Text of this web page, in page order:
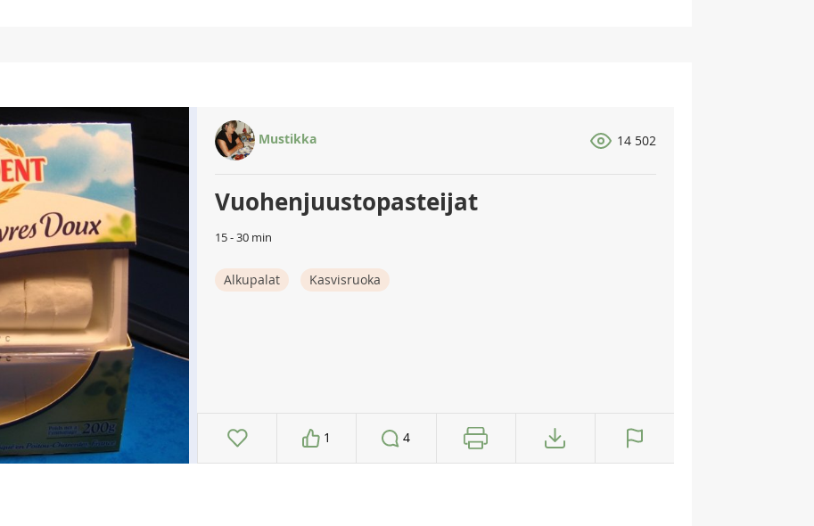
Mustikka 14 502
Vuohenjuustopasteijat
15 - 30 min
Alkupalat Kasvisruoka
1 4